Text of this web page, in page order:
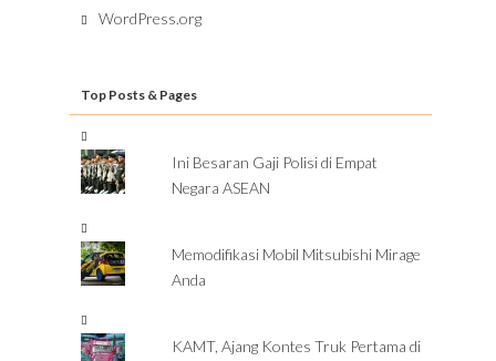
WordPress.org
Top Posts & Pages
Ini Besaran Gaji Polisi di Empat
Negara ASEAN
Memodifikasi Mobil Mitsubishi Mirage
Anda
KAMT, Ajang Kontes Truk Pertama di